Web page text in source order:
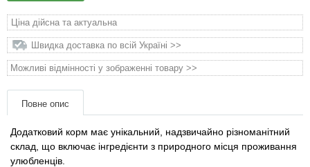
Ціна дійсна та актуальна
Швидка доставка по всій Україні >>
Можливі відмінності у зображенні товару >>
Повне опис
Додатковий корм має унікальний, надзвичайно різноманітний
склад, що включає інгредієнти з природного місця проживання
улюбленців.
Товари для гризунів
Товари для людей
Хозряд - господарчі товари оптом